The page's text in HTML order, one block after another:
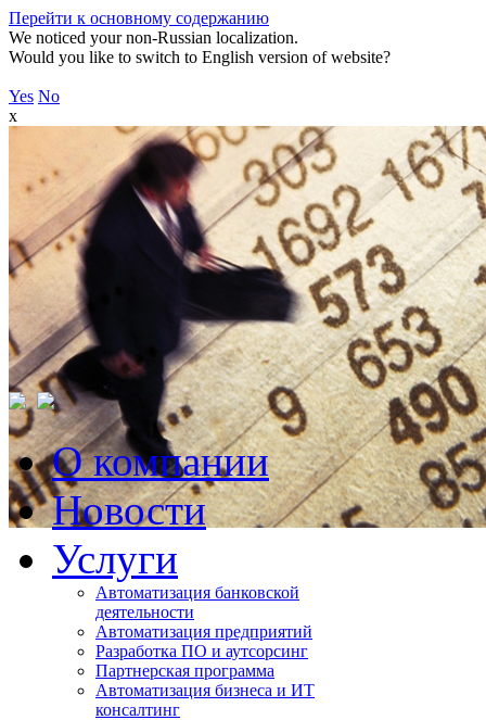
Перейти к основному содержанию
We noticed your non-Russian localization.
Would you like to switch to English version of website?
Yes No
x
О компании
Новости
Услуги
Автоматизация банковской
деятельности
Автоматизация предприятий
Разработка ПО и аутсорсинг
Партнерская программа
Автоматизация бизнеса и ИТ
консалтинг